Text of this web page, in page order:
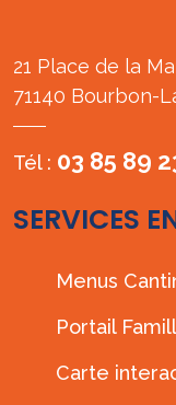
21 Place de la
71140 Bourbon-
Tél : 03 85 89
SERVICES
Menus
Portail
Carte